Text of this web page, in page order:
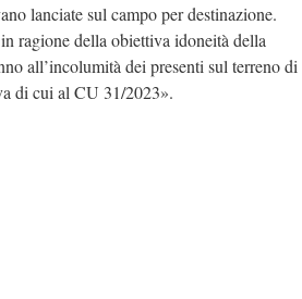
lanciate sul campo per destinazione.
ragione della obiettiva idoneità della
all’incolumità dei presenti sul terreno di
di cui al CU 31/2023».